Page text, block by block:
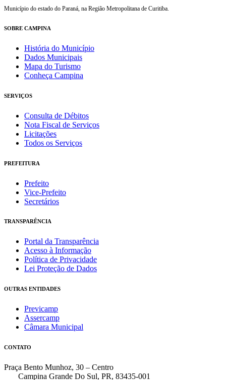
Município do estado do Paraná, na Região Metropolitana de Curitiba.
SOBRE CAMPINA
História do Município
Dados Municipais
Mapa do Turismo
Conheça Campina
SERVIÇOS
Consulta de Débitos
Nota Fiscal de Serviços
Licitações
Todos os Serviços
PREFEITURA
Prefeito
Vice-Prefeito
Secretários
TRANSPARÊNCIA
Portal da Transparência
Acesso à Informação
Política de Privacidade
Lei Proteção de Dados
OUTRAS ENTIDADES
Previcamp
Assercamp
Câmara Municipal
CONTATO
Praça Bento Munhoz, 30 – Centro
Campina Grande Do Sul, PR, 83435-001